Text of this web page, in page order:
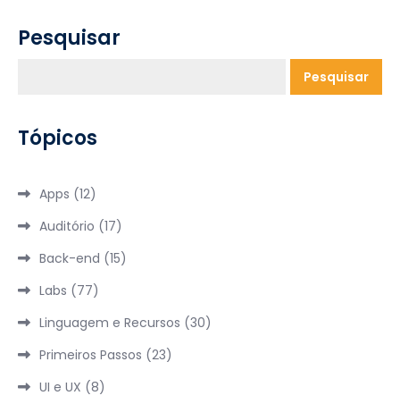
Pesquisar
Pesquisar
Tópicos
Apps (12)
Auditório (17)
Back-end (15)
Labs (77)
Linguagem e Recursos (30)
Primeiros Passos (23)
UI e UX (8)